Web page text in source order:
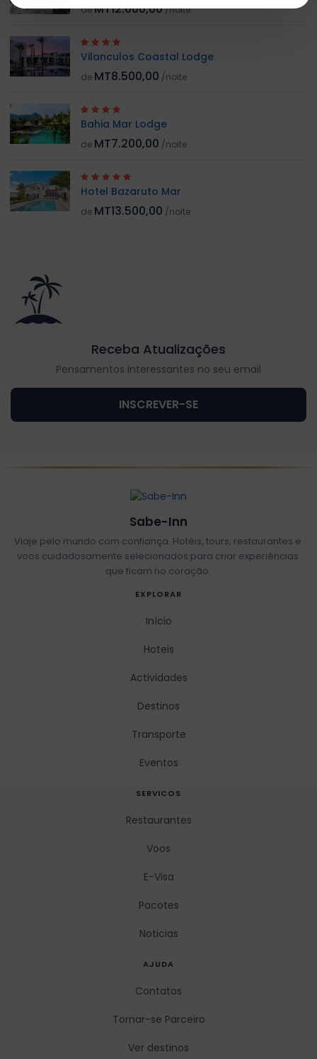
deMT12.000,00/noite
Vilanculos Coastal Lodge
de MT8.500,00 /noite
Bahia Mar Lodge
de MT7.200,00 /noite
Hotel Bazaruto Mar
de MT13.500,00 /noite
Receba Atualizações
Pensamentos interessantes no seu email
INSCREVER-SE
Sabe-Inn
Viaje pelo mundo com confiança. Hotéis, tours, restaurantes e
voos cuidadosamente selecionados para criar experiências
que ficam no coração.
EXPLORAR
Início
Hoteis
Actividades
Destinos
Transporte
Eventos
SERVICOS
Restaurantes
Voos
E-Visa
Pacotes
Noticias
AJUDA
Contatos
Tornar-se Parceiro
Ver destinos